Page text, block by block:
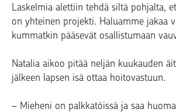
Laskelmia alettiin tehdä siltä pohjalta,
on yhteinen projekti. Haluamme jakaa
kummatkin pääsevät osallistumaan
Natalia aikoo pitää neljän kuukauden
jälkeen lapsen isä ottaa hoitovastuun.
– Mieheni on palkkatöissä ja saa